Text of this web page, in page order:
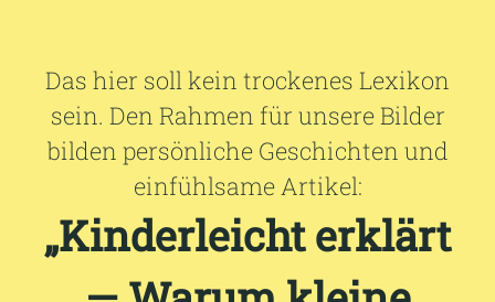
Das hier soll kein trockenes Lexikon
sein. Den Rahmen für unsere Bilder
bilden persönliche Geschichten und
einfühlsame Artikel:
„Kinderleicht erklärt